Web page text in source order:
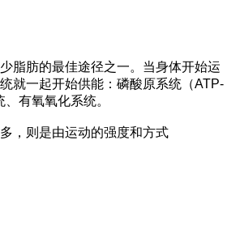
脂肪的最佳途径之一。当身体开始运
就一起开始供能：磷酸原系统（ATP-
有氧氧化系统。
，则是由运动的强度和方式